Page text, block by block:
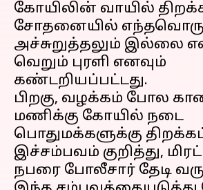
கோயிலின் வாயில்
சோதனையில் எந்தவொரு
அச்சுறுத்தலும் இல்லை
வெறும் புரளி எனவும்
கண்டறியப்பட்டது.
பிறகு, வழக்கம் போல
மணிக்கு கோயில் நடை
பொதுமக்களுக்கு
இச்சம்பவம் குறித்து,
நபரை போலீசார் தேடி